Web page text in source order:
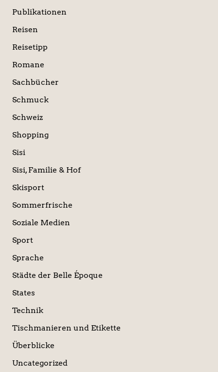
Publikationen
Reisen
Reisetipp
Romane
Sachbücher
Schmuck
Schweiz
Shopping
Sisi
Sisi, Familie & Hof
Skisport
Sommerfrische
Soziale Medien
Sport
Sprache
Städte der Belle Époque
States
Technik
Tischmanieren und Etikette
Überblicke
Uncategorized